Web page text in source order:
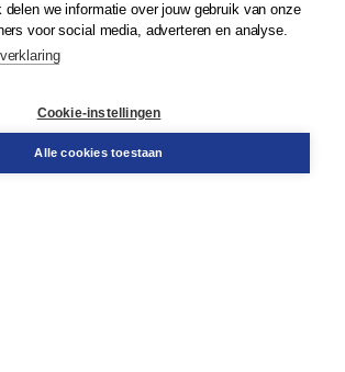
we informatie over jouw gebruik van onze
voor social media, adverteren en analyse.
Cookie-instellingen
Alle cookies toestaan